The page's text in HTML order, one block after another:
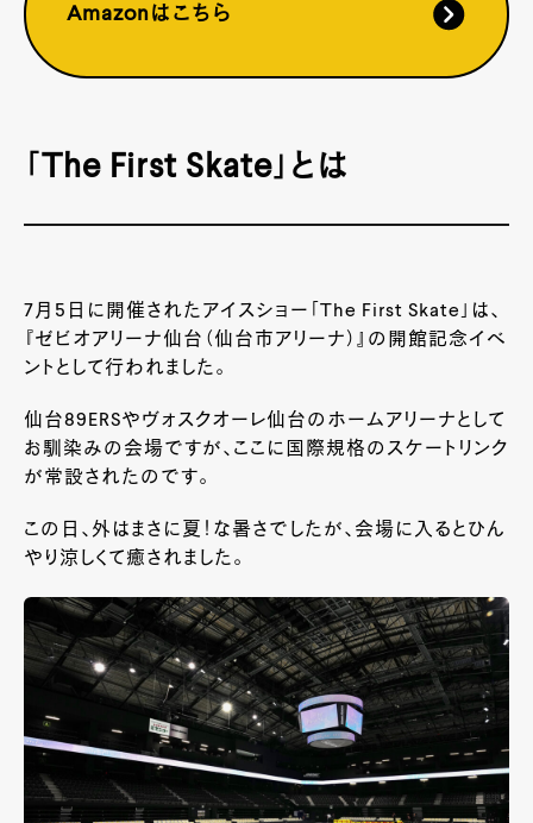
Amazonはこちら
「The First Skate」とは
7月5日に開催されたアイスショー「The First Skate」は、
『ゼビオアリーナ仙台（仙台市アリーナ）』の開館記念イベ
ントとして行われました。
仙台89ERSやヴォスクオーレ仙台のホームアリーナとして
お馴染みの会場ですが、ここに国際規格のスケートリンク
が常設されたのです。
この日、外はまさに夏！な暑さでしたが、会場に入るとひん
やり涼しくて癒されました。